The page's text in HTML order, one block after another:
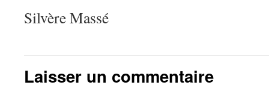
Silvère Massé
Laisser un commentaire